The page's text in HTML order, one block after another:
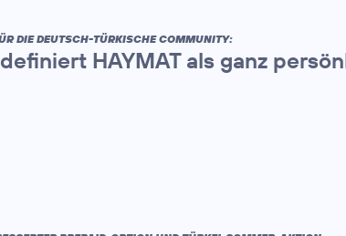
DIE DEUTSCH-TÜRKISCHE COMMUNITY:
HAYMAT als ganz